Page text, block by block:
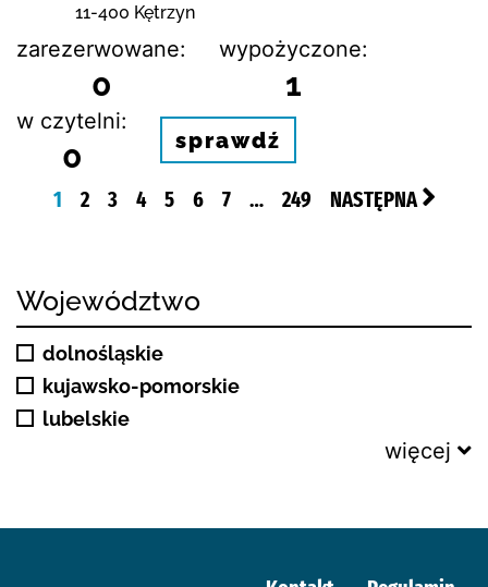
11-400 Kętrzyn
zarezerwowane:
0
wypożyczone:
1
w czytelni:
0 sprawdź
1 2 3 4 5 6 7 … 249 NASTĘPNA
Województwo
dolnośląskie
kujawsko-pomorskie
lubelskie
więcej